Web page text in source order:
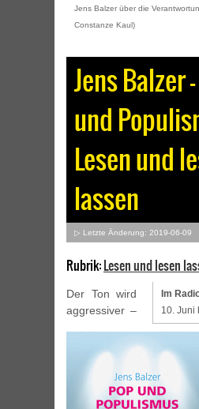
Jens Balzer über die
Constanze Kaul)
Jens Balzer
und
Lesen und
lassen
▷ Letzte Änderung: 2019-06-09
Rubrik:Lesen und lesen
Im
10. Juni
Der Ton wird
aggressiver –